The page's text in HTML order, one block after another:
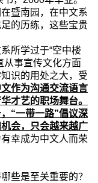
暨南园，在中文系
的历练，这些宝贵
所学过于“空中楼
从事宣传文化方面
识的用处之大，受
作为沟通交流语言
才艺的职场舞台。
“一带一路”倡议深
会，只会越来越广
幸成为中文人而荣
些是至关重要的？